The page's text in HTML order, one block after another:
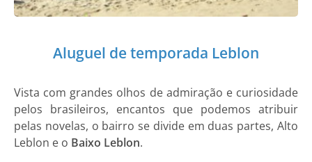
Aluguel de temporada Leblon
Vista com grandes olhos de admiração e curiosidade
pelos brasileiros, encantos que podemos atribuir
pelas novelas, o bairro se divide em duas partes, Alto
Leblon e o Baixo Leblon.